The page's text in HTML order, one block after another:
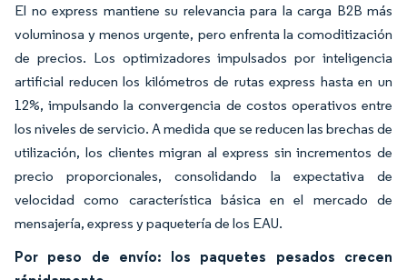
El no express mantiene su relevancia para la carga B2B más
voluminosa y menos urgente, pero enfrenta la comoditización
de precios. Los optimizadores impulsados por inteligencia
artificial reducen los kilómetros de rutas express hasta en un
12%, impulsando la convergencia de costos operativos entre
los niveles de servicio. A medida que se reducen las brechas de
utilización, los clientes migran al express sin incrementos de
precio proporcionales, consolidando la expectativa de
velocidad como característica básica en el mercado de
mensajería, express y paquetería de los EAU.
Por peso de envío: los paquetes pesados crecen